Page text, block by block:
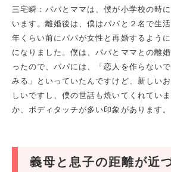
三宅瞬：パパとママは、僕が小学校の時
います。離婚後は、僕はパパと２名で生
年くらい前にパパが女性と再婚するよう
になりました。僕は、パパとママとの離
ったので、パパには、「恋人を作らない
みる」といっていたんですけど、新しい
しいですし、僕の世話も焼いてくれてい
か、ボディタッチが多い印象があります。
義母と息子の距離が近